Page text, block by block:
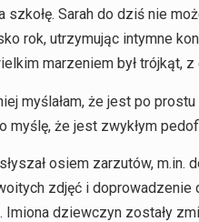
szkołę. Sarah do dziś nie
rok, utrzymując intymne
marzeniem był trójkąt,
myślałam, że jest po
myślę, że jest zwykłym
osiem zarzutów,
zdjęć i doprowadzenie
Imiona dziewczyn zostały